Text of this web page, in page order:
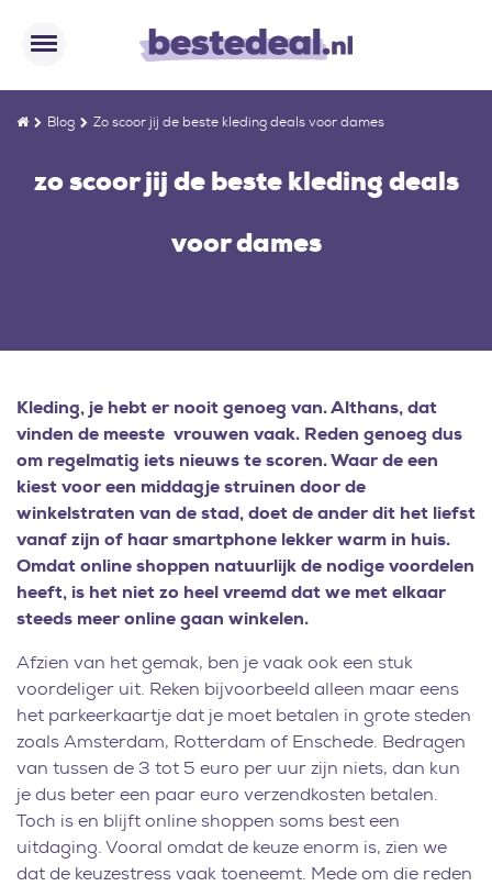
Blog Zo scoor jij de beste kleding deals voor dames
zo scoor jij de beste kleding deals
voor dames
Kleding, je hebt er nooit genoeg van. Althans, dat
vinden de meeste vrouwen vaak. Reden genoeg dus
om regelmatig iets nieuws te scoren. Waar de een
kiest voor een middagje struinen door de
winkelstraten van de stad, doet de ander dit het liefst
vanaf zijn of haar smartphone lekker warm in huis.
Omdat online shoppen natuurlijk de nodige voordelen
heeft, is het niet zo heel vreemd dat we met elkaar
steeds meer online gaan winkelen.
Afzien van het gemak, ben je vaak ook een stuk
voordeliger uit. Reken bijvoorbeeld alleen maar eens
het parkeerkaartje dat je moet betalen in grote steden
zoals Amsterdam, Rotterdam of Enschede. Bedragen
van tussen de 3 tot 5 euro per uur zijn niets, dan kun
je dus beter een paar euro verzendkosten betalen.
Toch is en blijft online shoppen soms best een
uitdaging. Vooral omdat de keuze enorm is, zien we
dat de keuzestress vaak toeneemt. Mede om die reden